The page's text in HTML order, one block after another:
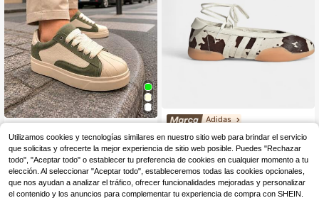
ZAPATILLAS LEONE PA
RA HOMBRE 2012
4 Left
42,99€
4-5 días hábiles
Adidas
Almacén UE
adidas Taekwondo Mei
Cow Print Aurora Coffee (Women's)
101,74€ -4% 107,09€
Utilizamos cookies y tecnologías similares en nuestro sitio web para brindar el servicio
que solicitas y ofrecerte la mejor experiencia de sitio web posible. Puedes "Rechazar
todo", "Aceptar todo" o establecer tu preferencia de cookies en cualquier momento a tu
elección. Al seleccionar "Aceptar todo", estableceremos todas las cookies opcionales,
que nos ayudan a analizar el tráfico, ofrecer funcionalidades mejoradas y personalizar
el contenido y los anuncios para complementar tu experiencia de compra con SHEIN.